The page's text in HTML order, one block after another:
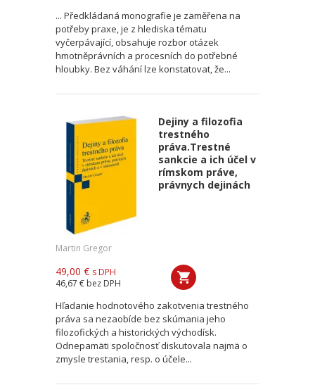
... Předkládaná monografie je zaměřena na
potřeby praxe, je z hlediska tématu
vyčerpávající, obsahuje rozbor otázek
hmotněprávních a procesních do potřebné
hloubky. Bez váhání lze konstatovat, že...
Dejiny a filozofia
trestného
práva.Trestné
sankcie a ich účel v
rímskom práve,
právnych dejinách
Martin Gregor
49,00 € s DPH
46,67 € bez DPH
Hľadanie hodnotového zakotvenia trestného
práva sa nezaobíde bez skúmania jeho
filozofických a historických východísk.
Odnepamäti spoločnosť diskutovala najmä o
zmysle trestania, resp. o účele...